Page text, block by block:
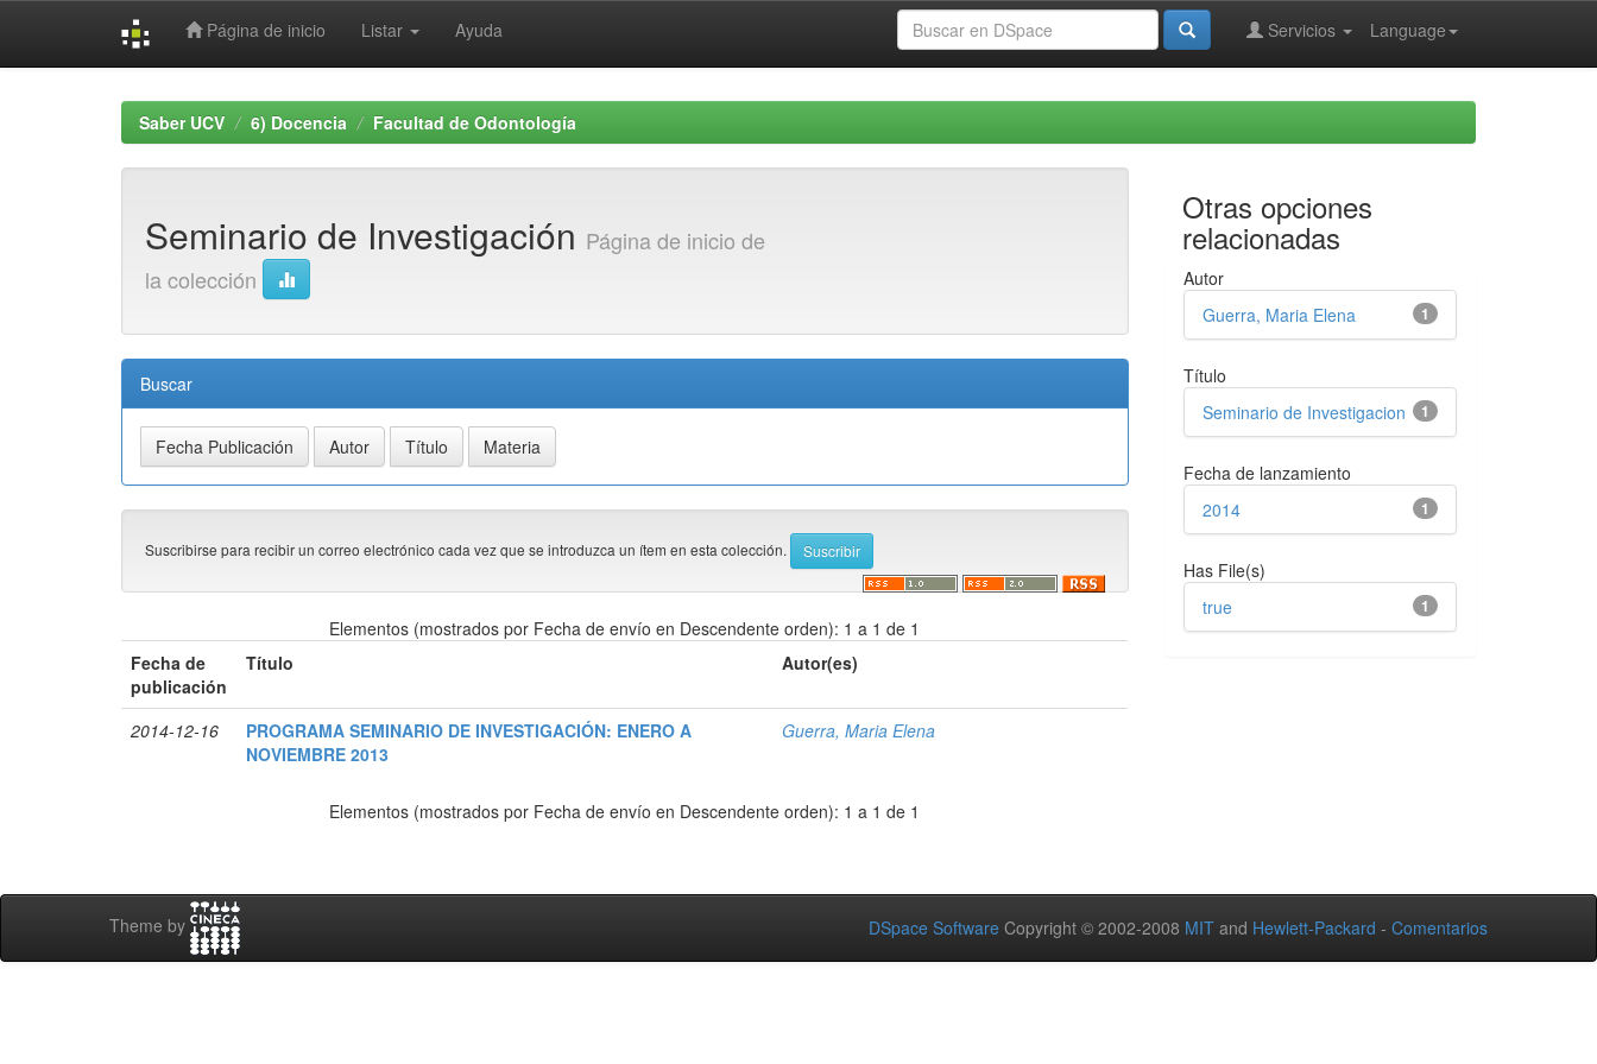
Página de inicio Listar Ayuda Language
Servicios
Saber UCV 6) Docencia Facultad de Odontología
Seminario de Investigación Página de inicio de
la colección
Buscar
Suscribirse para recibir un correo electrónico cada vez que se introduzca un ítem en esta colección.
Elementos (mostrados por Fecha de envío en Descendente orden): 1 a 1 de 1
Fecha de
publicación
Título Autor(es)
2014-12-16
PROGRAMA SEMINARIO DE INVESTIGACIÓN: ENERO A
NOVIEMBRE 2013
Guerra, Maria Elena
Elementos (mostrados por Fecha de envío en Descendente orden): 1 a 1 de 1
Otras opciones
relacionadas
Autor
1
Guerra, Maria Elena
Título
1
Seminario de Investigacion
Fecha de lanzamiento
1
2014
Has File(s)
1
true
Theme by DSpace Software Copyright © 2002-2008 MIT and Hewlett-Packard - Comentarios